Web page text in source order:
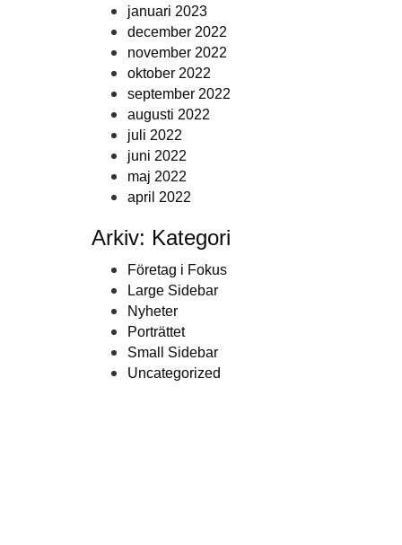
januari 2023
december 2022
november 2022
oktober 2022
september 2022
augusti 2022
juli 2022
juni 2022
maj 2022
april 2022
Arkiv: Kategori
Företag i Fokus
Large Sidebar
Nyheter
Porträttet
Small Sidebar
Uncategorized